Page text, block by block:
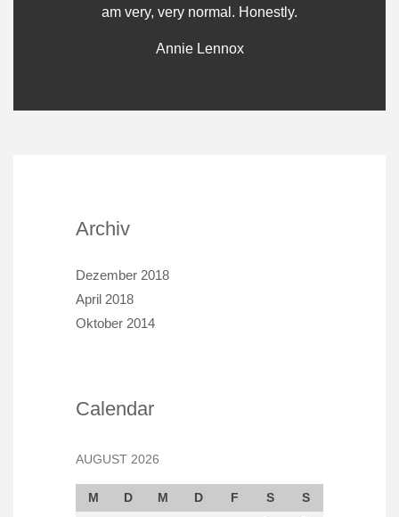
am very, very normal. Honestly.
Annie Lennox
Archiv
Dezember 2018
April 2018
Oktober 2014
Calendar
AUGUST 2026
M D M D F S
S